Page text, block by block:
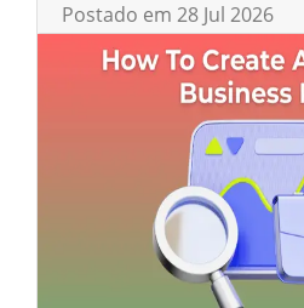
Postado em 28 Jul 2026